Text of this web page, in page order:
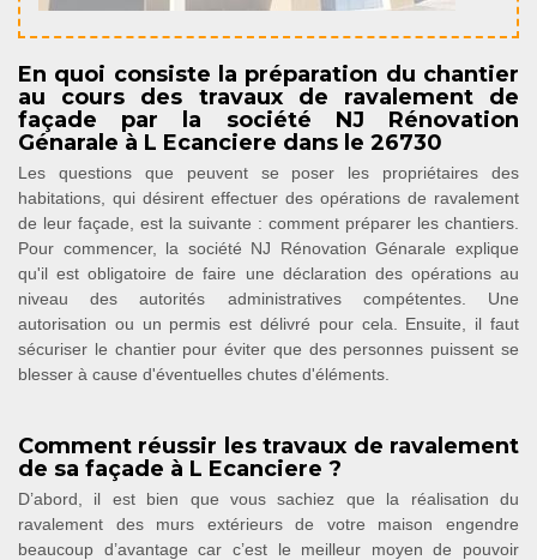
En quoi consiste la préparation du chantier
au cours des travaux de ravalement de
façade par la société NJ Rénovation
Génarale à L Ecanciere dans le 26730
Les questions que peuvent se poser les propriétaires des
habitations, qui désirent effectuer des opérations de ravalement
de leur façade, est la suivante : comment préparer les chantiers.
Pour commencer, la société NJ Rénovation Génarale explique
qu'il est obligatoire de faire une déclaration des opérations au
niveau des autorités administratives compétentes. Une
autorisation ou un permis est délivré pour cela. Ensuite, il faut
sécuriser le chantier pour éviter que des personnes puissent se
blesser à cause d'éventuelles chutes d'éléments.
Comment réussir les travaux de ravalement
de sa façade à L Ecanciere ?
D’abord, il est bien que vous sachiez que la réalisation du
ravalement des murs extérieurs de votre maison engendre
beaucoup d’avantage car c’est le meilleur moyen de pouvoir